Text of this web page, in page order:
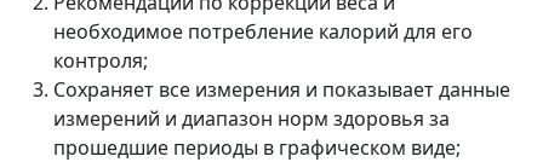
необходимое потребление калорий для его
контроля;
Сохраняет все измерения и показывает данные
измерений и диапазон норм здоровья за
прошедшие периоды в графическом виде;